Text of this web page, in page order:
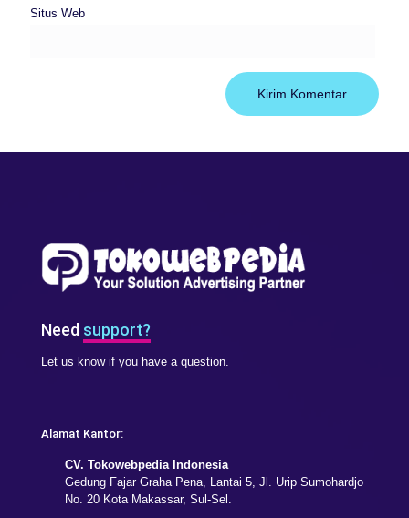
Situs Web
Need support?
Let us know if you have a question.
Alamat Kantor:
CV. Tokowebpedia Indonesia
Gedung Fajar Graha Pena, Lantai 5, Jl. Urip Sumohardjo
No. 20 Kota Makassar, Sul-Sel.